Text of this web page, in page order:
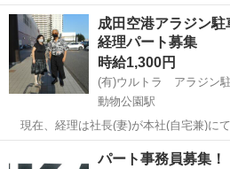
し販売しているメーカーです！ この度、
なることに伴い、事務職（パート、アル
仕事内容は、パソコンを使用した...
千葉 八千代市 勝田台駅 一般
成田空港アラ
経理パート募集
時給1,300円
(有)ウルトラ アラジン
動物公園駅
現在、経理は社長(妻)が本社(自宅兼)に
になった為お近くの方で手伝って頂けれ
しては、入出金と領収書の管理保管、会計
動物公園駅 会計
パート事務員募集！